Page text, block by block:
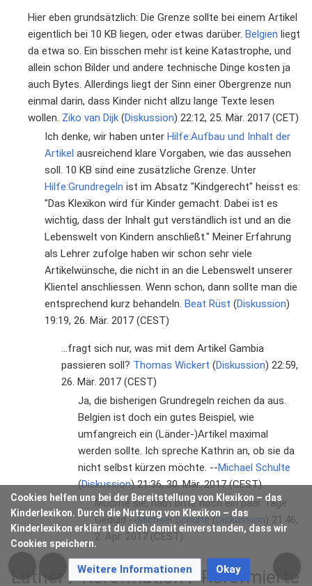
Hier eben grundsätzlich: Die Grenze sollte bei einem Artikel
eigentlich bei 10 KB liegen, oder etwas darüber. Belgien liegt
da etwa so. Ein bisschen mehr ist keine Katastrophe, und
allein schon Bilder und andere technische Dinge kosten ja
auch Bytes. Allerdings liegt der Sinn einer Obergrenze nun
einmal darin, dass Kinder nicht allzu lange Texte lesen
wollen. Ziko van Dijk (Diskussion) 22:12, 25. Mär. 2017 (CET)
Ich denke, wir haben unter Hilfe:Aufbau und Inhalt der
Artikel ausreichend klare Vorgaben, wie das aussehen
soll. 10 KB sind eine zusätzliche Grenze. Unter
Hilfe:Grundregeln ist im Absatz "Kindgerecht" heisst es:
"Das Klexikon wird für Kinder gemacht. Dabei ist es
wichtig, dass der Inhalt gut verständlich ist und an die
Lebenswelt von Kindern anschließt." Meiner Erfahrung
als Lehrer zufolge haben wir schon sehr viele
Artikelwünsche, die nicht in an die Lebenswelt unserer
Klientel anschliessen. Wenn schon, dann sollte man die
entsprechend kurz behandeln. Beat Rüst (Diskussion)
19:19, 26. Mär. 2017 (CEST)
...fragt sich nur, was mit dem Artikel Gambia
passieren soll? Thomas Wickert (Diskussion) 22:59,
26. Mär. 2017 (CEST)
Ja, die bisherigen Grundregeln reichen da aus.
Belgien ist doch ein gutes Beispiel, wie
umfangreich ein (Länder-)Artikel maximal
werden sollte. Ich spreche Kathrin an, ob sie da
nicht selbst kürzen möchte. --Michael Schulte
(Diskussion) 21:36, 30. Mär. 2017 (CEST)
Möchte sie, habt bitte noch ein paar Tage
Geduld --Michael Schulte(Diskussion) 21:46,
2. Apr. 2017 (CEST)
Luther / Reformation / Reformierte
Cookies helfen uns bei der Bereitstellung von Klexikon – das
Kinderlexikon. Durch die Nutzung von Klexikon – das
Kinderlexikon erklärst du dich damit einverstanden, dass wir
Cookies speichern.
Weitere Informationen Okay